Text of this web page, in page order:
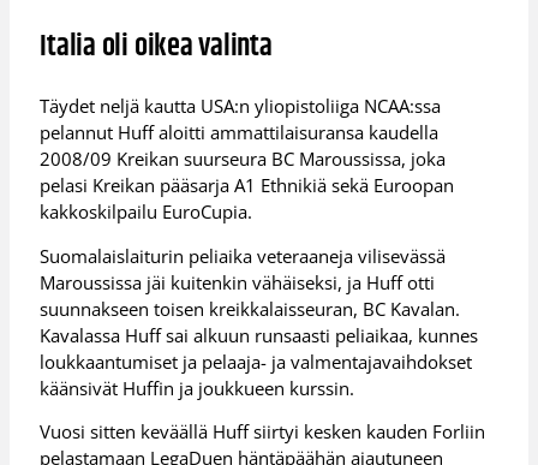
Italia oli oikea valinta
Täydet neljä kautta USA:n yliopistoliiga NCAA:ssa
pelannut Huff aloitti ammattilaisuransa kaudella
2008/09 Kreikan suurseura BC Maroussissa, joka
pelasi Kreikan pääsarja A1 Ethnikiä sekä Euroopan
kakkoskilpailu EuroCupia.
Suomalaislaiturin peliaika veteraaneja vilisevässä
Maroussissa jäi kuitenkin vähäiseksi, ja Huff otti
suunnakseen toisen kreikkalaisseuran, BC Kavalan.
Kavalassa Huff sai alkuun runsaasti peliaikaa, kunnes
loukkaantumiset ja pelaaja- ja valmentajavaihdokset
käänsivät Huffin ja joukkueen kurssin.
Vuosi sitten keväällä Huff siirtyi kesken kauden Forliin
pelastamaan LegaDuen häntäpäähän ajautuneen